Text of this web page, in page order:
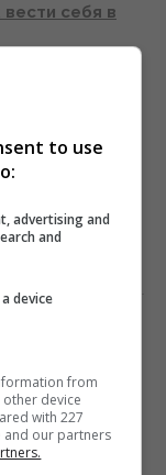
себя в
«Великі
«Великі
«Великі
Горбунов в
и
to use
advertising and
and
device
from
device
with 227
and our partners